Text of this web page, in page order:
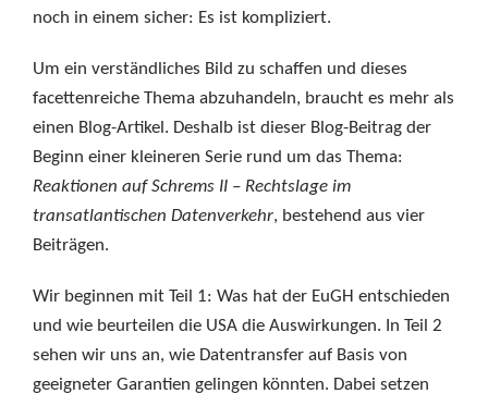
noch in einem sicher: Es ist kompliziert.
Um ein verständliches Bild zu schaffen und dieses
facettenreiche Thema abzuhandeln, braucht es mehr als
einen Blog-Artikel. Deshalb ist dieser Blog-Beitrag der
Beginn einer kleineren Serie rund um das Thema:
Reaktionen auf Schrems II – Rechtslage im
transatlantischen Datenverkehr, bestehend aus vier
Beiträgen.
Wir beginnen mit Teil 1: Was hat der EuGH entschieden
und wie beurteilen die USA die Auswirkungen. In Teil 2
sehen wir uns an, wie Datentransfer auf Basis von
geeigneter Garantien gelingen könnten. Dabei setzen